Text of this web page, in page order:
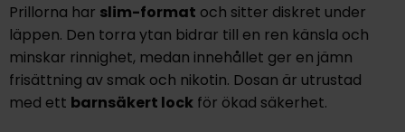
Prillorna har slim-format och sitter diskret under
läppen. Den torra ytan bidrar till en ren känsla och
minskar rinnighet, medan innehållet ger en jämn
frisättning av smak och nikotin. Dosan är utrustad
med ett barnsäkert lockför ökad säkerhet.